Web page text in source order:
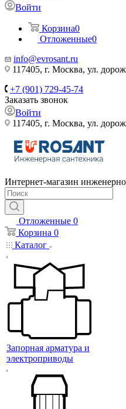
Войти
Корзина0
Отложенные0
info@evrosant.ru
117405, г. Москва, ул.
+7 (901) 729-45-74
Заказать звонок
Войти
117405, г. Москва, ул.
Интернет-магазин
Отложенные 0
Корзина 0
Каталог
Запорная арматура и
электроприводы